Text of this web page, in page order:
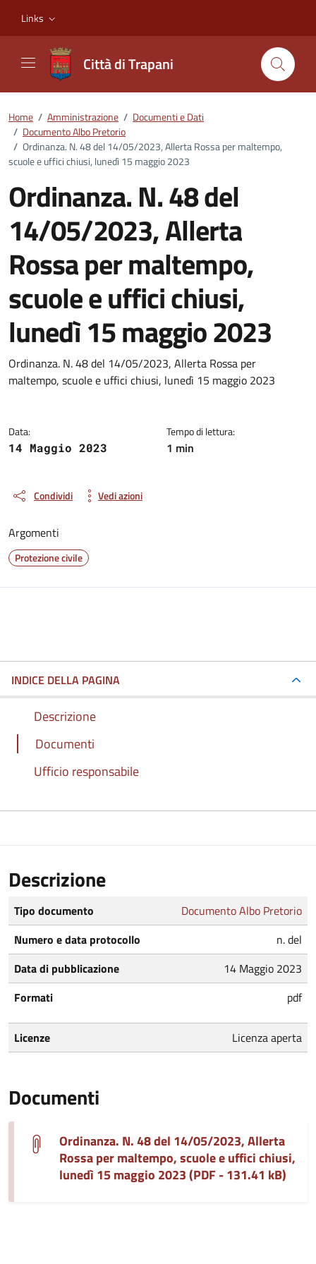
Links
Città di Trapani
Home / Amministrazione / Documenti e Dati
/ Documento Albo Pretorio
/ Ordinanza. N. 48 del 14/05/2023, Allerta Rossa per maltempo,
scuole e uffici chiusi, lunedì 15 maggio 2023
Ordinanza. N. 48 del
14/05/2023, Allerta
Rossa per maltempo,
scuole e uffici chiusi,
lunedì 15 maggio 2023
Dettagli del documento
Ordinanza. N. 48 del 14/05/2023, Allerta Rossa per
maltempo, scuole e uffici chiusi, lunedì 15 maggio 2023
Data:
14 Maggio 2023
Tempo di lettura:
1 min
Condividi Vedi azioni
Argomenti
Protezione civile
INDICE DELLA PAGINA
Descrizione
Documenti
Ufficio responsabile
Descrizione
Tipo documento
Documento Albo Pretorio
Numero e data protocollo
n. del
Data di pubblicazione
14 Maggio 2023
Formati
pdf
Licenze Licenza aperta
Documenti
Ordinanza. N. 48 del 14/05/2023, Allerta
Rossa per maltempo, scuole e uffici chiusi,
lunedì 15 maggio 2023 (PDF - 131.41 kB)